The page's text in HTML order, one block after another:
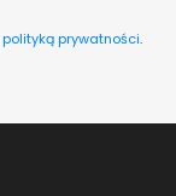
polityką prywatności.